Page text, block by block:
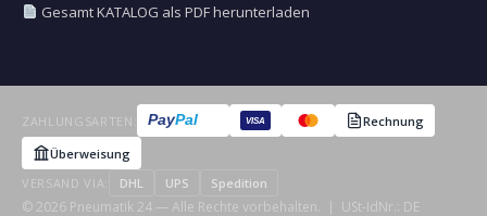
Gesamt KATALOG als PDF herunterladen
ZAHLUNGSARTEN: PayPal VISA
Rechnung
Überweisung
VERSAND VIA:
DHL UPS Spedition
© 2026 Pneumatik 24 — Alle Rechte vorbehalten. | USt-IdNr.: DE